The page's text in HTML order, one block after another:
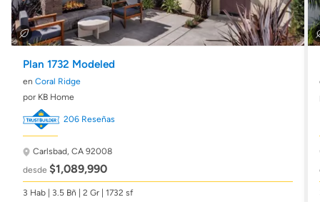
Plan 1732 Modeled
en Coral Ridge
por KB Home
206 Reseñas
Carlsbad, CA 92008
desde $1,089,990
3 Hab | 3.5 Bñ | 2 Gr | 1732 sf